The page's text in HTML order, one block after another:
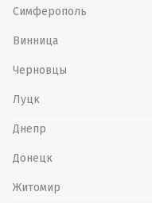
Симферополь
Винница
Черновцы
Луцк
Днепр
Донецк
Житомир